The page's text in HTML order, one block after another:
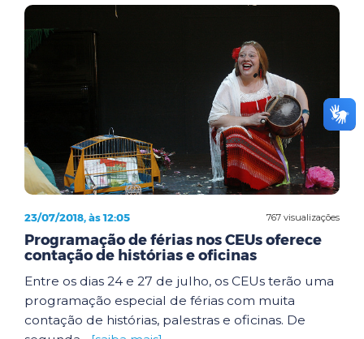
767 visualizações
23/07/2018, às 12:05
Programação de férias nos CEUs oferece
contação de histórias e oficinas
Entre os dias 24 e 27 de julho, os CEUs terão uma
programação especial de férias com muita
contação de histórias, palestras e oficinas. De